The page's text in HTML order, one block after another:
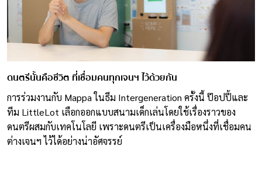
ดนตรีนั้นคือชีวิต ที่เชื่อมคนทุกเจนฯ ไว้ด้วยกัน
การร่วมงานกับ Mappa ในธีม Intergeneration ครั้งนี้ ป๊อปปี้และ
ทีม LittleLot เลือกออกแบบสนามเด็กเล่นโดยใช้เรื่องราวของ
ดนตรีผสมกับเทคโนโลยี เพราะดนตรีเป็นเครื่องมือหนึ่งที่เชื่อมคน
ต่างเจนฯ ไว้ได้อย่างน่าอัศจรรย์